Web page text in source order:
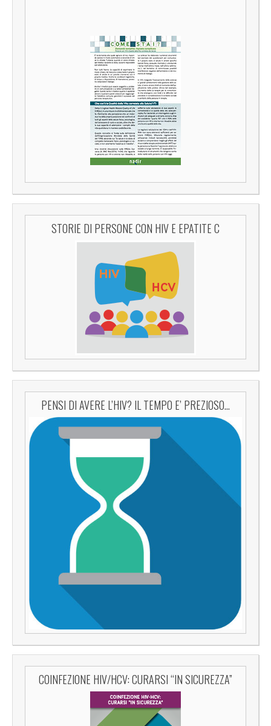
STORIE DI PERSONE CON HIV E EPATITE C
PENSI DI AVERE L’HIV? IL TEMPO E’ PREZIOSO…
COINFEZIONE HIV/HCV: CURARSI “IN SICUREZZA”